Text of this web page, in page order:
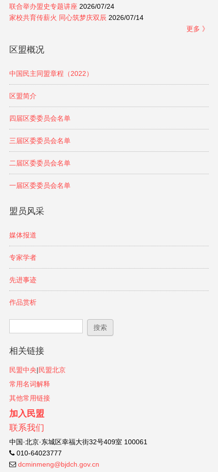
联合举办盟史专题讲座 2026/07/24
家校共育传薪火 同心筑梦庆双辰 2026/07/14
更多 》
区盟概况
中国民主同盟章程（2022）
区盟简介
四届区委委员会名单
三届区委委员会名单
二届区委委员会名单
一届区委委员会名单
盟员风采
媒体报道
专家学者
先进事迹
作品赏析
搜索表单
搜索
相关链接
民盟中央|民盟北京
常用名词解释
其他常用链接
加入民盟
联系我们
中国·北京·东城区幸福大街32号409室 100061
010-64023777
dcminmeng@bjdch.gov.cn